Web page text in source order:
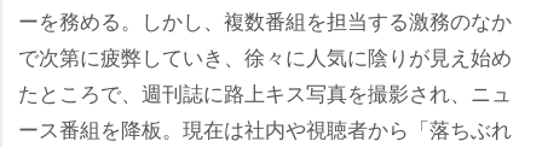
ーを務める。しかし、複数番組を担当する激務のなか
で次第に疲弊していき、徐々に人気に陰りが見え始め
たところで、週刊誌に路上キス写真を撮影され、ニュ
ース番組を降板。現在は社内や視聴者から「落ちぶれ